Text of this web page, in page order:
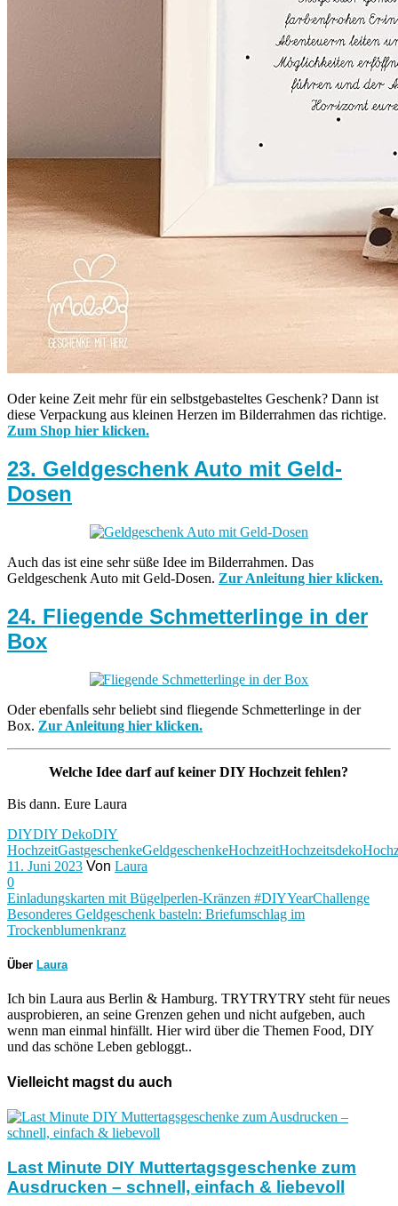
Oder keine Zeit mehr für ein selbstgebasteltes Geschenk? Dann ist
diese Verpackung aus kleinen Herzen im Bilderrahmen das richtige.
Zum Shop hier klicken.
23. Geldgeschenk Auto mit Geld-
Dosen
Auch das ist eine sehr süße Idee im Bilderrahmen. Das
Geldgeschenk Auto mit Geld-Dosen. Zur Anleitung hier klicken.
24. Fliegende Schmetterlinge in der
Box
Oder ebenfalls sehr beliebt sind fliegende Schmetterlinge in der
Box. Zur Anleitung hier klicken.
Welche Idee darf auf keiner DIY Hochzeit fehlen?
Bis dann. Eure Laura
DIYDIY DekoDIY
HochzeitGastgeschenkeGeldgeschenkeHochzeitHochzeitsdeko
11. Juni 2023 Von Laura
0
Einladungskarten mit Bügelperlen-Kränzen #DIYYearChallenge
Besonderes Geldgeschenk basteln: Briefumschlag im
Trockenblumenkranz
Über Laura
Ich bin Laura aus Berlin & Hamburg. TRYTRYTRY steht für neues
ausprobieren, an seine Grenzen gehen und nicht aufgeben, auch
wenn man einmal hinfällt. Hier wird über die Themen Food, DIY
und das schöne Leben gebloggt..
Vielleicht magst du auch
Last Minute DIY Muttertagsgeschenke zum
Ausdrucken – schnell, einfach & liebevoll